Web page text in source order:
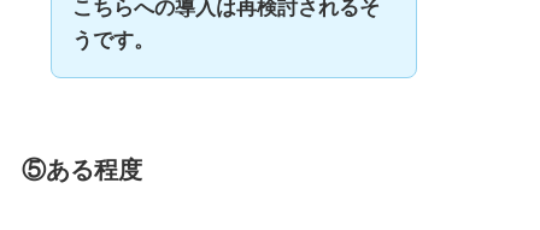
こちらへの導入は再検討されるそ
うです。
⑤ある程度